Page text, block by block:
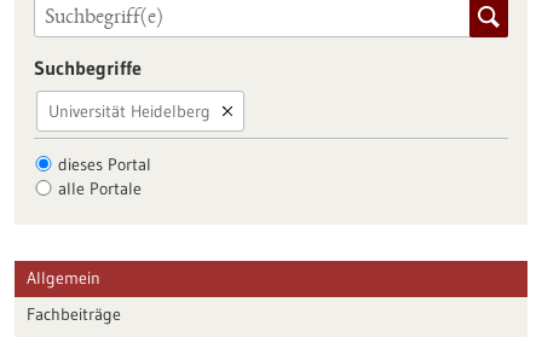
Suchbegriffe
Universität Heidelberg
dieses Portal
alle Portale
Allgemein
Fachbeiträge